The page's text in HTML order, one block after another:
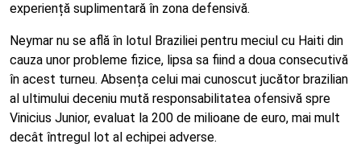
experiență suplimentară în zona defensivă.
Neymar nu se află în lotul Braziliei pentru meciul cu Haiti din
cauza unor probleme fizice, lipsa sa fiind a doua consecutivă
în acest turneu. Absența celui mai cunoscut jucător brazilian
al ultimului deceniu mută responsabilitatea ofensivă spre
Vinicius Junior, evaluat la 200 de milioane de euro, mai mult
decât întregul lot al echipei adverse.